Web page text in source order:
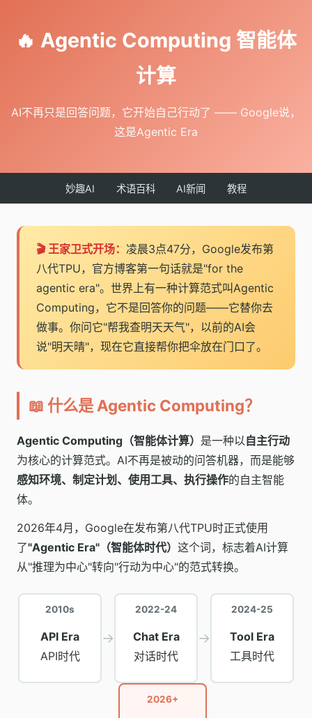
🔥 Agentic Computing 智能体
计算
AI不再只是回答问题，它开始自己行动了 —— Google说，
这是Agentic Era
妙趣AI 术语百科 AI新闻 教程
🎬 王家卫式开场： 凌晨3点47分，Google发布第
八代TPU，官方博客第一句话就是"for the
agentic era"。世界上有一种计算范式叫Agentic
Computing，它不是回答你的问题——它替你去
做事。你问它"帮我查明天天气"，以前的AI会
说"明天晴"，现在它直接帮你把伞放在门口了。
📖 什么是 Agentic Computing？
Agentic Computing（智能体计算） 是一种以 自主行动
为核心的计算范式。AI不再是被动的问答机器，而是能够
感知环境、制定计划、使用工具、执行操作的自主智能
体。
2026年4月，Google在发布第八代TPU时正式使用
了"Agentic Era"（智能体时代） 这个词，标志着AI计算
从"推理为中心"转向"行动为中心"的范式转换。
2010s
API Era
API时代
→
2022-24
Chat Era
对话时代
→
2024-25
Tool Era
工具时代
2026+